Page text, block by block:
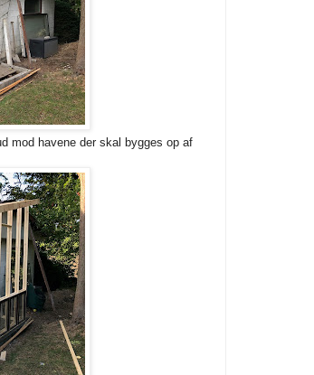
mod havene der skal bygges op af